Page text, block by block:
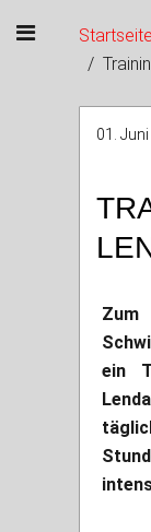
Startseite
01.
Zum
ein